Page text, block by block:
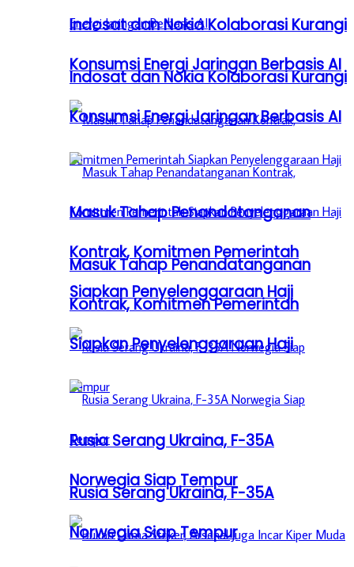
Indosat dan Nokia Kolaborasi Kurangi
Konsumsi Energi Jaringan Berbasis AI
Masuk Tahap Penandatanganan
Kontrak, Komitmen Pemerintah
Siapkan Penyelenggaraan Haji
Rusia Serang Ukraina, F-35A
Norwegia Siap Tempur
Indosat dan Nokia Kolaborasi Kurangi
Konsumsi Energi Jaringan Berbasis AI
Masuk Tahap Penandatanganan
Kontrak, Komitmen Pemerintah
Siapkan Penyelenggaraan Haji
Rusia Serang Ukraina, F-35A
Norwegia Siap Tempur